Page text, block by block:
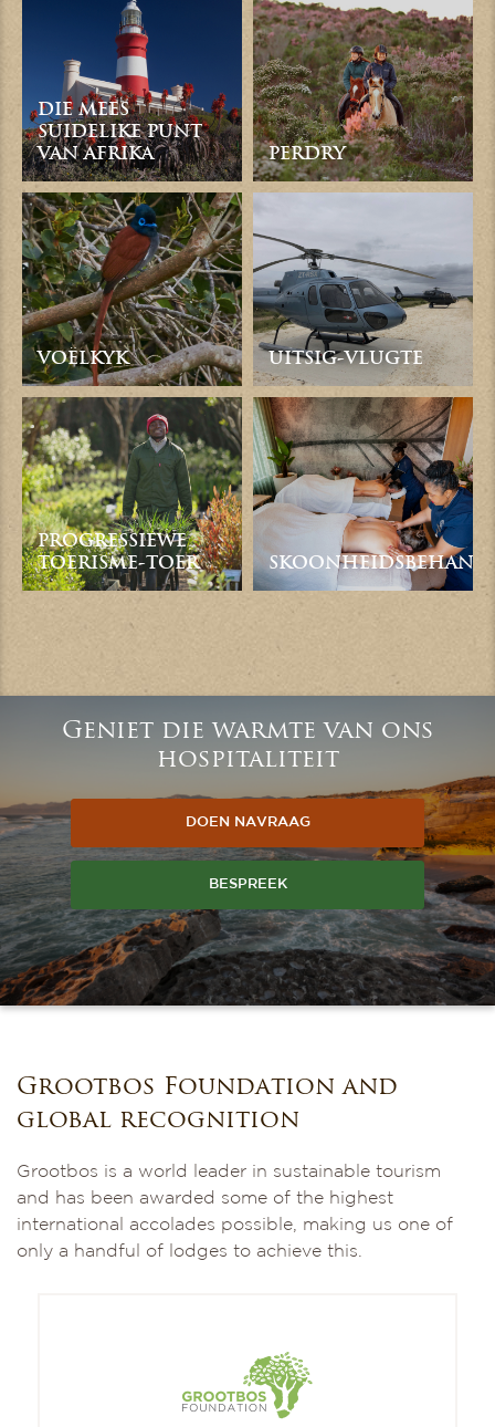
DIE MEES
SUIDELIKE PUNT
VAN AFRIKA
PERDRY
VOËLKYK UITSIG-VLUGTE
PROGRESSIEWE
TOERISME-TOER
Geniet die warmte van ons
hospitaliteit
DOEN NAVRAAG
BESPREEK
Grootbos Foundation and
global recognition
Grootbos is a world leader in sustainable tourism
and has been awarded some of the highest
international accolades possible, making us one of
only a handful of lodges to achieve this.